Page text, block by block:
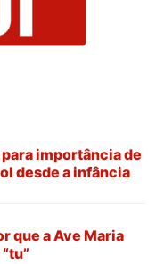
importância de
desde a infância
que a Ave Maria